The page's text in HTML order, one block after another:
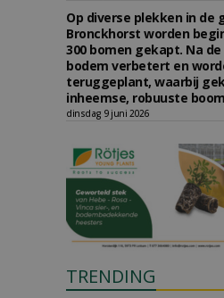
Op diverse plekken in de
Bronckhorst worden
300 bomen gekapt. Na
bodem verbetert en
teruggeplant, waarbij
inheemse, robuuste
dinsdag 9 juni 2026
TRENDING